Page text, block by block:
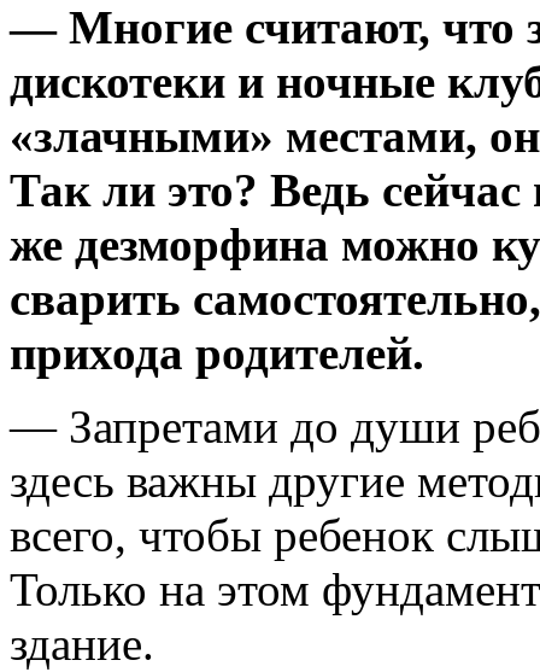
— Многие считают, что
дискотеки и ночные
«злачными» местами,
Так ли это? Ведь
же дезморфина можно
сварить
прихода родителей.
— Запретами до души
здесь важны другие
всего, чтобы ребенок
Только на этом
здание.